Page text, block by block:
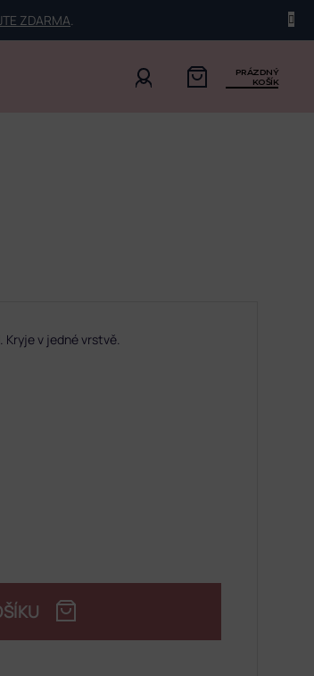
ZDARMA.
PRÁZDNÝ
KOŠÍK
. Kryje v jedné vrstvě.